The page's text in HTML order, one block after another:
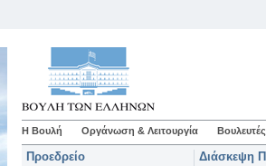
Η Βουλή Οργάνωση & Λειτουργία Βουλευτές
Προεδρείο
Διάσκεψη